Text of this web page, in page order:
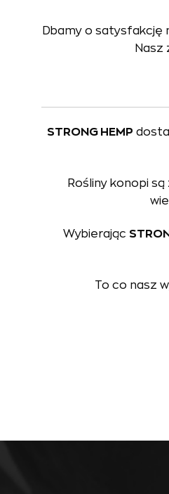
Dbamy o satysfakcję
Nasz
STRONG HEMP
Rośliny konopi
Wybierając
To co nasz